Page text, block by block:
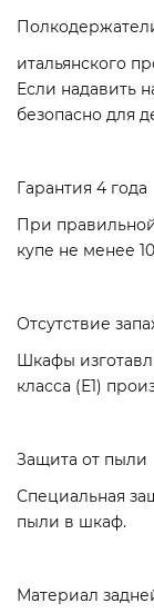
итальянского
Если надавить
безопасно для
Гарантия 4 года
При
купе не менее
Отсутствие
Шкафы
класса (Е1)
Защита от пыли
Специальная
пыли в шкаф.
Материал